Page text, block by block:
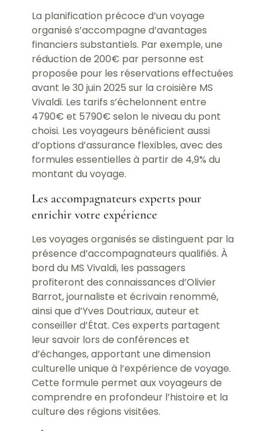
La planification précoce d’un voyage
organisé s’accompagne d’avantages
financiers substantiels. Par exemple, une
réduction de 200€ par personne est
proposée pour les réservations effectuées
avant le 30 juin 2025 sur la croisière MS
Vivaldi. Les tarifs s’échelonnent entre
4790€ et 5790€ selon le niveau du pont
choisi. Les voyageurs bénéficient aussi
d’options d’assurance flexibles, avec des
formules essentielles à partir de 4,9% du
montant du voyage.
Les accompagnateurs experts pour
enrichir votre expérience
Les voyages organisés se distinguent par la
présence d’accompagnateurs qualifiés. À
bord du MS Vivaldi, les passagers
profiteront des connaissances d’Olivier
Barrot, journaliste et écrivain renommé,
ainsi que d’Yves Doutriaux, auteur et
conseiller d’État. Ces experts partagent
leur savoir lors de conférences et
d’échanges, apportant une dimension
culturelle unique à l’expérience de voyage.
Cette formule permet aux voyageurs de
comprendre en profondeur l’histoire et la
culture des régions visitées.